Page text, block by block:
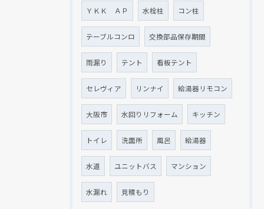
ＹＫＫ ＡＰ 水栓柱 コン柱
テーブルコンロ 交換部品保存期間
雨漏り テント 看板テント
セレヴィア リンナイ 給湯器リモコン
大阪市 水回りリフォーム キッチン
トイレ 洗面所 風呂 給湯器
水道 ユニットバス マンション
水漏れ 見積もり